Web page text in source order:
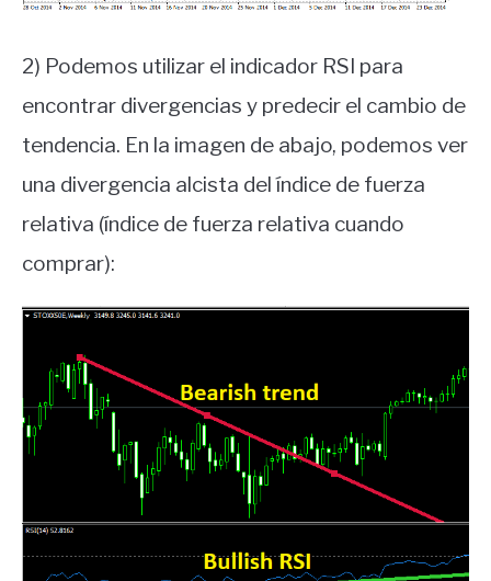
2) Podemos utilizar el indicador RSI para
encontrar divergencias y predecir el cambio de
tendencia. En la imagen de abajo, podemos ver
una divergencia alcista del índice de fuerza
relativa (índice de fuerza relativa cuando
comprar):